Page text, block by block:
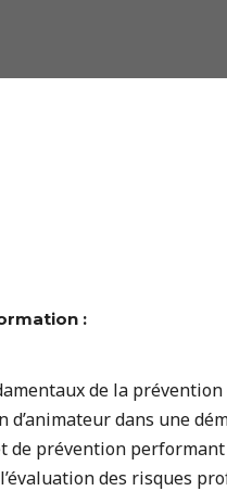
:
de la prévention
d’animateur dans une
de prévention performant
des risques